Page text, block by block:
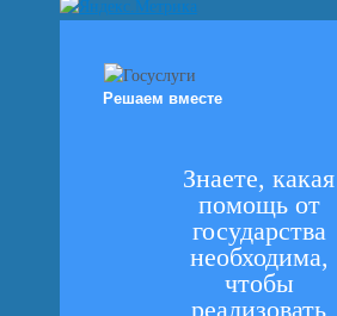
Решаем вместе
Знаете, какая
помощь от
государства
необходима,
чтобы
реализовать